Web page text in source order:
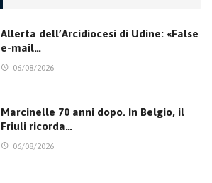
Allerta dell’Arcidiocesi di Udine: «False
e-mail…
06/08/2026
Marcinelle 70 anni dopo. In Belgio, il
Friuli ricorda…
06/08/2026